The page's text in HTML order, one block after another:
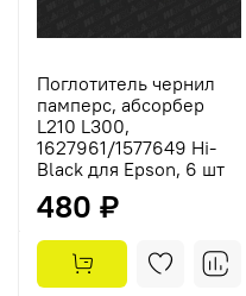
Поглотитель чернил
памперс, абсорбер
L210 L300,
1627961/1577649 Hi-
Black для Epson, 6 шт
480 ₽